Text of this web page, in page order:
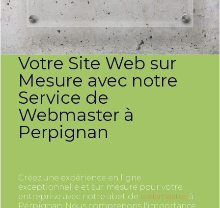
Votre Site Web sur
Mesure avec notre
Service de
Webmaster à
Perpignan
Créez une expérience en ligne
exceptionnelle et sur mesure pour votre
entreprise avec notre abet de webmaster à
Perpignan. Nous comprenons l'importance